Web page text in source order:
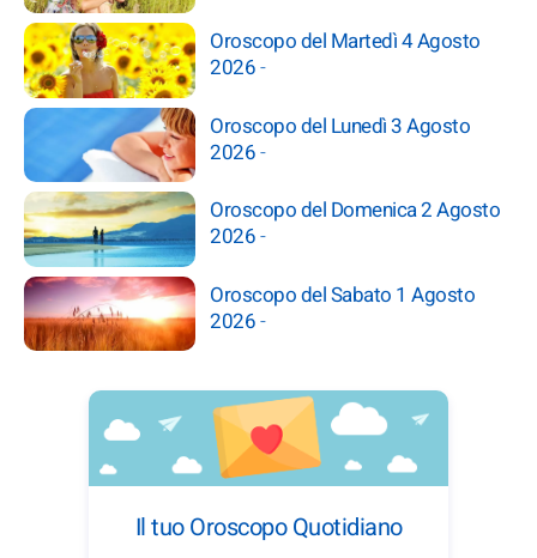
Oroscopo del Martedì 4 Agosto
2026-
Oroscopo del Lunedì 3 Agosto
2026-
Oroscopo del Domenica 2 Agosto
2026-
Oroscopo del Sabato 1 Agosto
2026-
Il tuo Oroscopo Quotidiano